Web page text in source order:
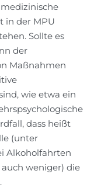
in der MPU
Sollte es
der
Maßnahmen
wie etwa ein
dass heißt
(unter
Alkoholfahrten
weniger) die